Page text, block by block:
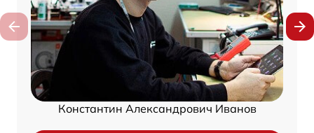
Константин Александрович Иванов